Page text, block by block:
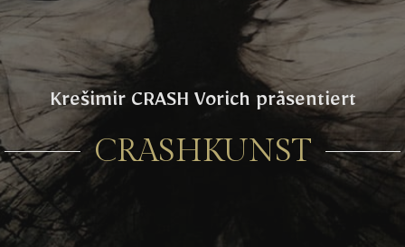
Krešimir CRASH Vorich präsentiert
CRASHKUNST